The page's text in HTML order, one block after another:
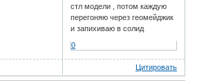
стл модели , потом каждую
перегоняю через геомейджик
и запихиваю в солид
0
Цитировать